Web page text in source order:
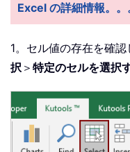
Excel の詳細情報。。
1。セル値の存在を確認
択 ＞ 特定のセルを選択